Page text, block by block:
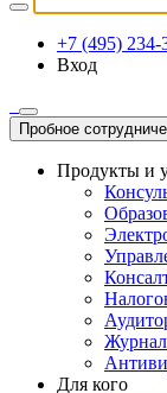
+7 (495) 234-
Вход
Пробное
Продукты и
Журнал
Для кого